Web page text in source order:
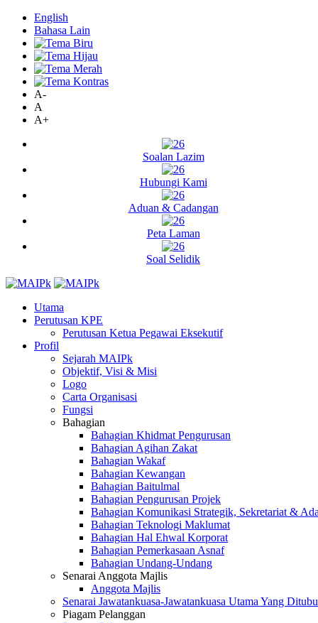
English
Bahasa Lain
A-
A
A+
Soalan Lazim
Hubungi Kami
Aduan & Cadangan
Peta Laman
Soal Selidik
Utama
Perutusan KPE
Perutusan Ketua Pegawai Eksekutif
Profil
Sejarah MAIPk
Objektif, Visi & Misi
Logo
Carta Organisasi
Fungsi
Bahagian
Bahagian Khidmat Pengurusan
Bahagian Agihan Zakat
Bahagian Wakaf
Bahagian Kewangan
Bahagian Baitulmal
Bahagian Pengurusan Projek
Bahagian Komunikasi Strategik, Sekretariat &
Bahagian Teknologi Maklumat
Bahagian Hal Ehwal Korporat
Bahagian Pemerkasaan Asnaf
Bahagian Undang-Undang
Senarai Anggota Majlis
Anggota Majlis
Senarai Jawatankuasa-Jawatankuasa Utama Yang
Piagam Pelanggan